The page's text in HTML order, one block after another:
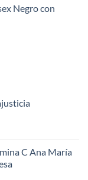
Negro con
C Ana María